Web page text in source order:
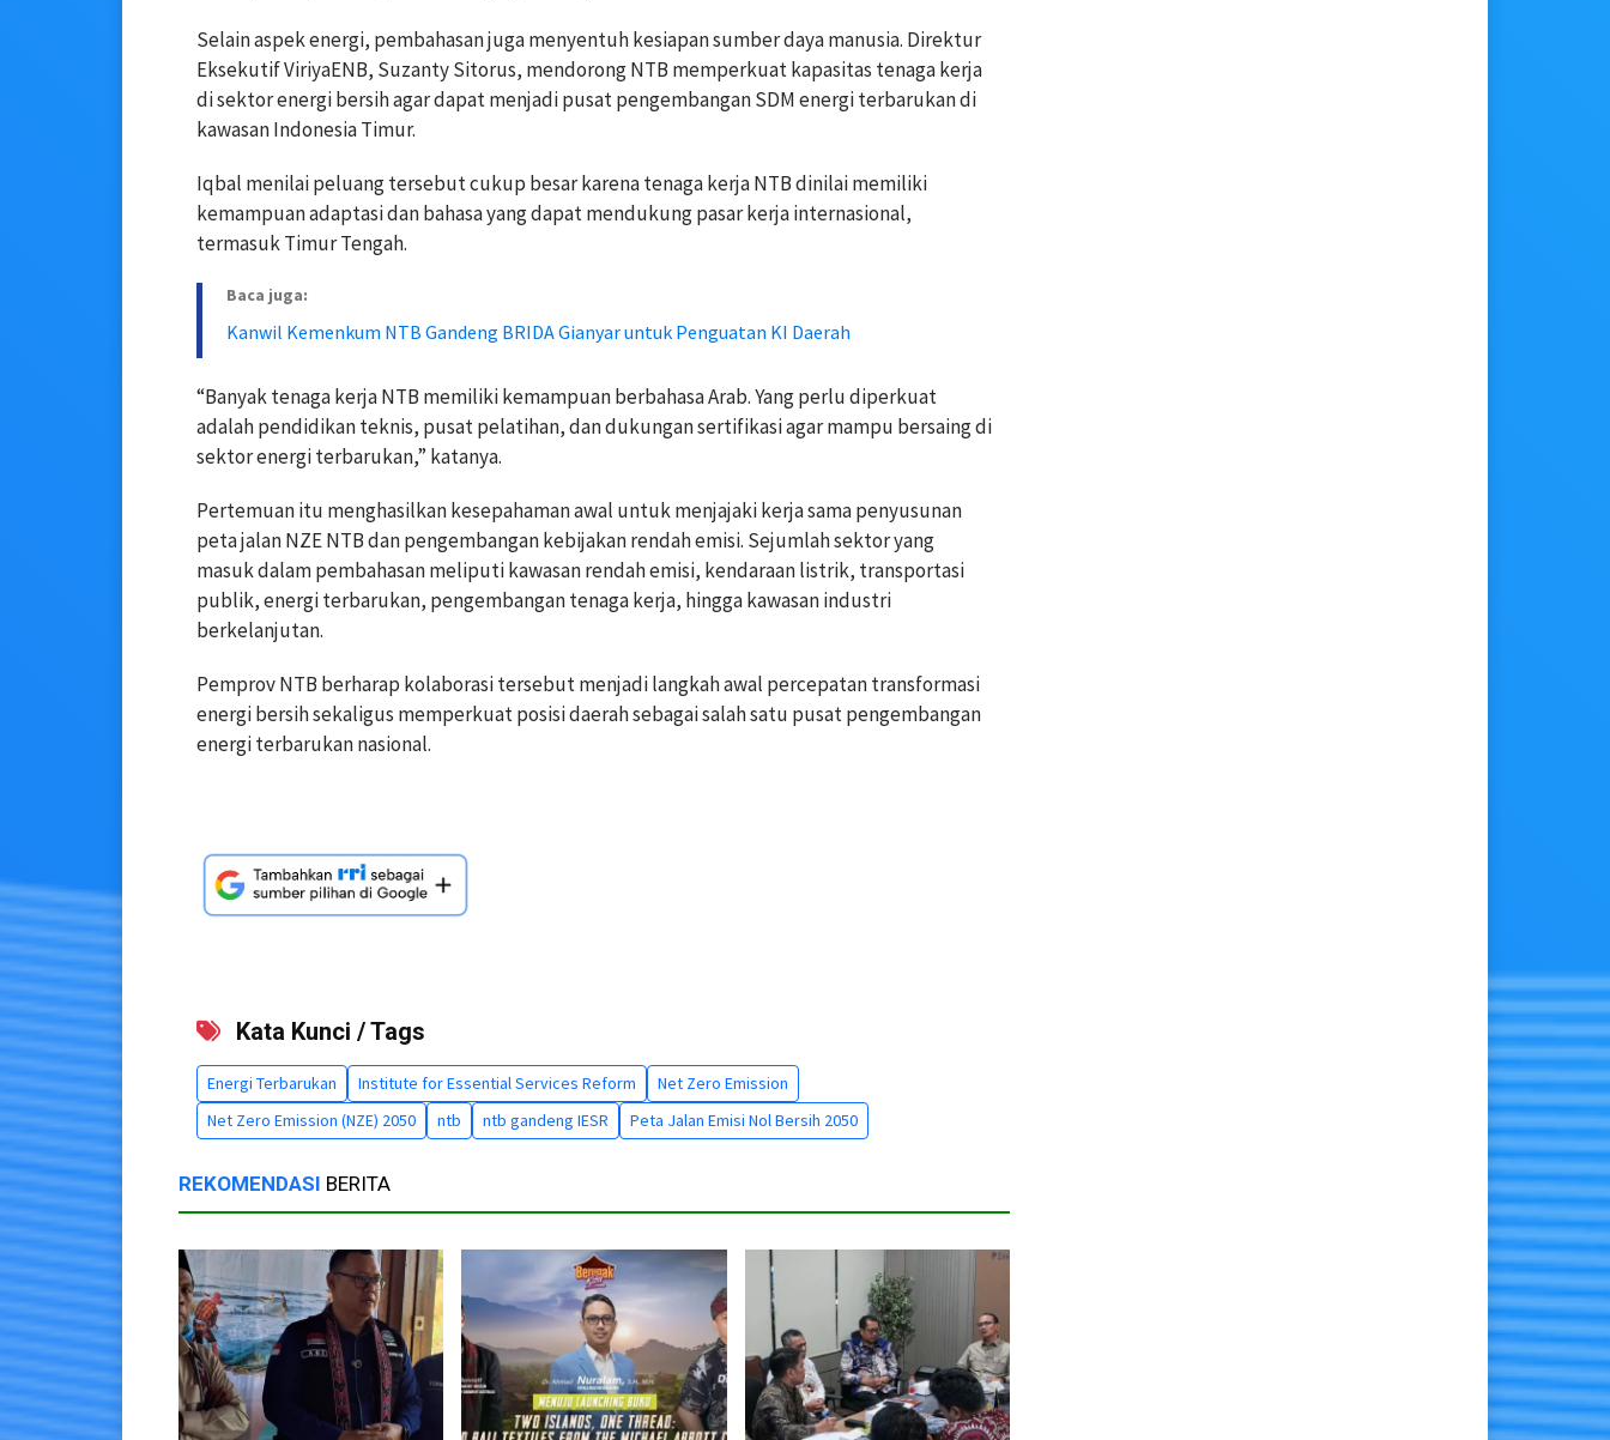
Selain aspek energi, pembahasan juga menyentuh kesiapan sumber daya manusia. Direktur
EksekutifViriyaENB, Suzanty Sitorus, mendorong NTB memperkuat kapasitas tenaga kerja
di sektor energi bersih agar dapat menjadi pusat pengembangan SDM energi terbarukan di
kawasan Indonesia Timur.
Iqbal menilai peluang tersebut cukup besar karena tenaga kerja NTB dinilai memiliki
kemampuan adaptasi dan bahasa yang dapat mendukung pasar kerja internasional,
termasuk Timur Tengah.
Baca juga:
Kanwil Kemenkum NTB Gandeng BRIDA Gianyar untuk Penguatan KI Daerah
“Banyak tenaga kerja NTB memiliki kemampuan berbahasa Arab. Yang perlu diperkuat
adalah pendidikan teknis, pusat pelatihan, dan dukungan sertifikasi agar mampu bersaing di
sektor energi terbarukan,” katanya.
Pertemuan itu menghasilkan kesepahaman awal untuk menjajaki kerja sama penyusunan
peta jalan NZE NTB dan pengembangan kebijakan rendah emisi. Sejumlah sektor yang
masuk dalam pembahasan meliputi kawasan rendah emisi, kendaraan listrik, transportasi
publik, energi terbarukan, pengembangan tenaga kerja, hingga kawasan industri
berkelanjutan.
Pemprov NTB berharap kolaborasi tersebut menjadi langkah awal percepatan transformasi
energi bersih sekaligus memperkuat posisi daerah sebagai salah satu pusat pengembangan
energi terbarukan nasional.
Kata Kunci / Tags
Energi Terbarukan Institute for Essential Services Reform
Net Zero Emission
Net Zero Emission (NZE) 2050
ntb ntb gandeng IESR Peta Jalan Emisi Nol Bersih 2050
REKOMENDASI BERITA